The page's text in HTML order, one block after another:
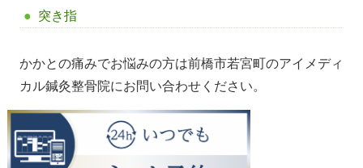
突き指
かかとの痛みでお悩みの方は前橋市若宮町のアイメディ
カル鍼灸整骨院にお問い合わせください。